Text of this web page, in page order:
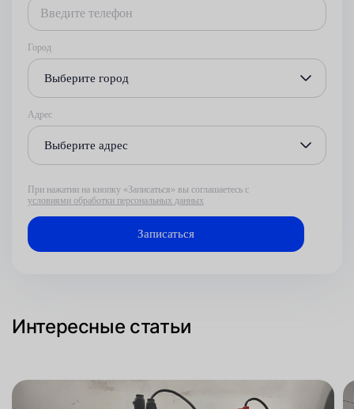
Город
Выберите город
Адрес
Выберите адрес
При нажатии на кнопку «Записаться» вы соглашаетесь с
условиями обработки персональных данных
Интересные статьи